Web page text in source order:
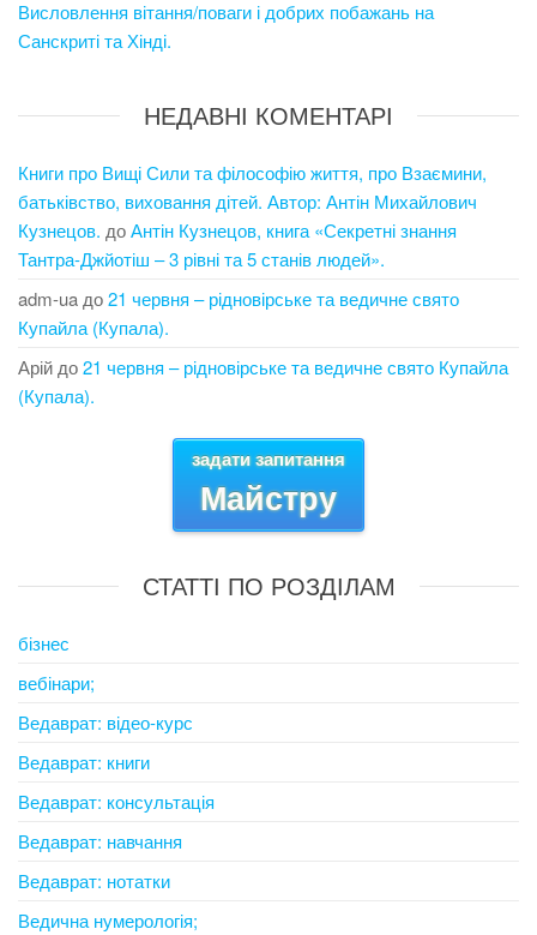
Висловлення вітання/поваги і добрих побажань на
Санскриті та Хінді.
НЕДАВНІ КОМЕНТАРІ
Книги про Вищі Сили та філософію життя, про Взаємини,
батьківство, виховання дітей. Автор: Антін Михайлович
Кузнецов. доАнтін Кузнецов, книга «Секретні знання
Тантра-Джйотіш – 3 рівні та 5 станів людей».
adm-ua до21 червня – рідновірське та ведичне свято
Купайла (Купала).
Арій до21 червня – рідновірське та ведичне свято Купайла
(Купала).
задати запитання
Майстру
СТАТТІ ПО РОЗДІЛАМ
бізнес
вебінари;
Ведаврат: відео-курс
Ведаврат: книги
Ведаврат: консультація
Ведаврат: навчання
Ведаврат: нотатки
Ведична нумерологія;